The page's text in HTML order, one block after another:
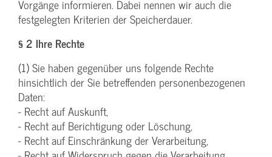
Vorgänge informieren. Dabei nennen wir auch die
festgelegten Kriterien der Speicherdauer.
§ 2 Ihre Rechte
(1) Sie haben gegenüber uns folgende Rechte
hinsichtlich der Sie betreffenden personenbezogenen
Daten:
- Recht auf Auskunft,
- Recht auf Berichtigung oder Löschung,
- Recht auf Einschränkung der Verarbeitung,